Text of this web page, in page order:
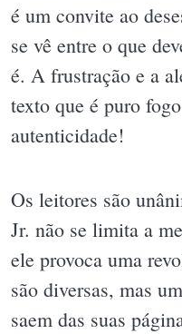
é um convite ao
se vê entre o que
é. A frustração e a
texto que é puro
autenticidade!
Os leitores são
Jr. não se limita a
ele provoca uma
são diversas, mas
saem das suas